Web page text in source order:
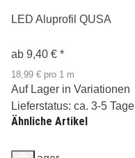
LED Aluprofil QUSA
ab 9,40 € *
18,99 € pro 1 m
Auf Lager in Variationen
Lieferstatus: ca. 3-5 Tage
Ähnliche Artikel